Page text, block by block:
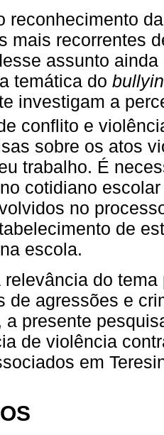
reconhecimento
mais recorrentes
assunto
temática do
investigam a
conflito e
sobre os atos
trabalho. É
cotidiano
no
de
escola.
relevância do
de agressões e
a presente
de violência
em